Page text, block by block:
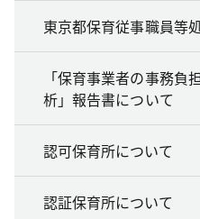
東京都保育従事職員等
「保育事業者の事務負
析」報告書について
認可保育所について
認証保育所について